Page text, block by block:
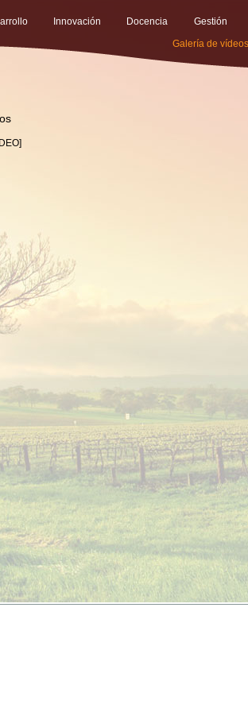
Innovación Docencia Gestión
Galería de vídeos